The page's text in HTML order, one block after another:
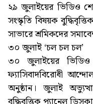
২৯ জুলাইয়ের ভিডিও
সংস্কৃতি বিষয়ক
সাভারে শ্রমিকদের
৩০ জুলাই ‘চল চল চল’
৩০ জুলাইয়ের ভিডিও
ফ্যাসিবাদবিরোধী
অনুষ্ঠান। জুলাই